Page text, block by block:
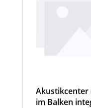
Akustikcenter
im Balken